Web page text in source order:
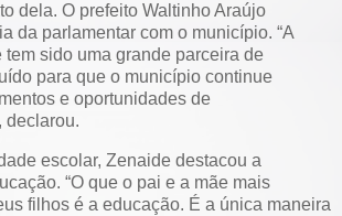
dela. O prefeito Waltinho Araújo
da parlamentar com o município. “A
sido uma grande parceira de
para que o município continue
e oportunidades de
declarou.
escolar, Zenaide destacou a
“O que o pai e a mãe mais
filhos é a educação. É a única maneira